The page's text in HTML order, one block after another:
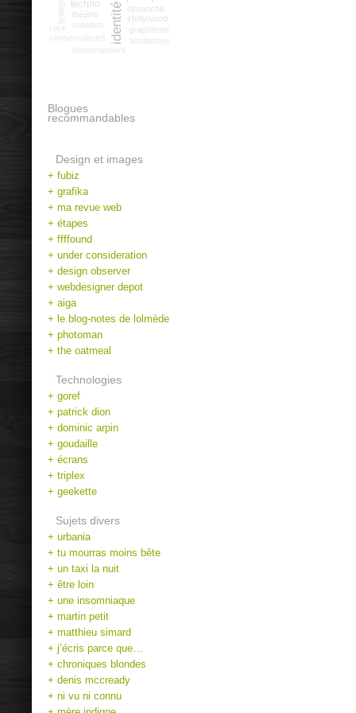
techno dimanche
Hollywood
théâtre
création graphisme
tendances
conservateurs
détournement
Blogues
recommandables
Design et images
+ fubiz
+ grafika
+ ma revue web
+ étapes
+ ffffound
+ under consideration
+ design observer
+ webdesigner depot
+ aiga
+ le blog-notes de lolmède
+ photoman
+ the oatmeal
Technologies
+ goref
+ patrick dion
+ dominic arpin
+ goudaille
+ écrans
+ triplex
+ geekette
Sujets divers
+ urbania
+ tu mourras moins bête
+ un taxi la nuit
+ être loin
+ une insomniaque
+ martin petit
+ matthieu simard
+ j’écris parce que…
+ chroniques blondes
+ denis mccready
+ ni vu ni connu